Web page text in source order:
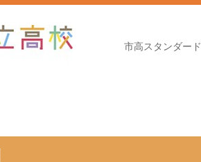
市高スタンダード